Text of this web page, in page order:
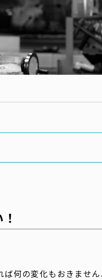
何の変化もおきません